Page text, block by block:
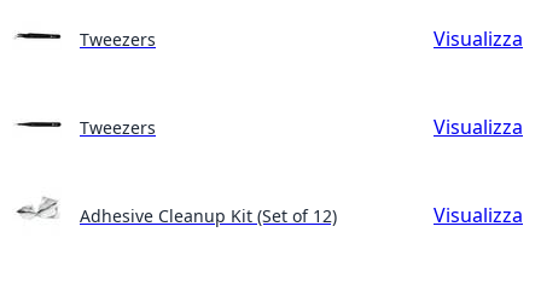
Tweezers Visualizza
Tweezers Visualizza
Adhesive Cleanup Kit (Set of 12) Visualizza